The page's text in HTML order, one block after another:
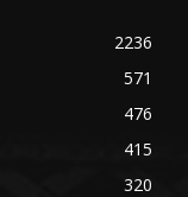
2236
571
476
415
320